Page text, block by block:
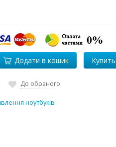
Додати в кошик
До обраного
ноутбуків